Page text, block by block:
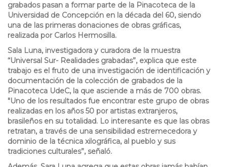
grabados pasan a formar parte de la Pinacoteca de la
Universidad de Concepción en la década del 60, siendo
una de las primeras donaciones de obras gráficas,
realizada por Carlos Hermosilla.
Sala Luna, investigadora y curadora de la muestra
“Universal Sur- Realidades grabadas”, explica que este
trabajo es el fruto de una investigación de identificación y
documentación de la colección de grabados de la
Pinacoteca UdeC, la que asciende a más de 700 obras.
"Uno de los resultados fue encontrar este grupo de obras
realizadas en los años 50 por artistas extranjeros,
brasileños en su totalidad. Lo interesante es que las obras
retratan, a través de una sensibilidad estremecedora y
dominio de la técnica xilográfica, al pueblo y sus
tradiciones culturales”, señaló.